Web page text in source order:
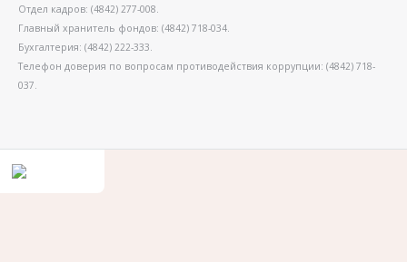
Отдел кадров: (4842) 277-008.
Главный хранитель фондов: (4842) 718-034.
Бухгалтерия: (4842) 222-333.
Телефон доверия по вопросам противодействия коррупции: (4842) 718-
037.